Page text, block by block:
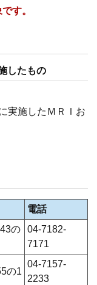
す。
したもの
実施したＭＲＩお
電話
の
04-7182-
7171
の1
04-7157-
2233